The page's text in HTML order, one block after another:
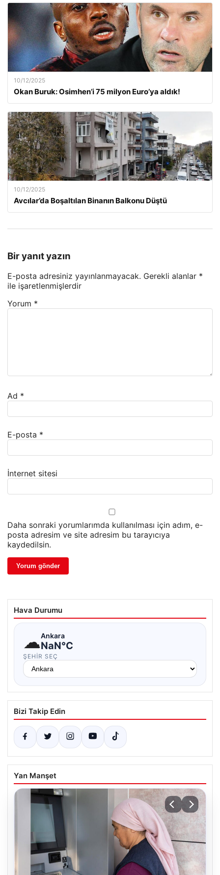
10/12/2025
Okan Buruk: Osimhen’i 75 milyon Euro’ya aldık!
10/12/2025
Avcılar’da Boşaltılan Binanın Balkonu Düştü
Bir yanıt yazın
E-posta adresiniz yayınlanmayacak. Gerekli alanlar *
ile işaretlenmişlerdir
Yorum *
Ad *
E-posta *
İnternet sitesi
Daha sonraki yorumlarımda kullanılması için adım, e-
posta adresim ve site adresim bu tarayıcıya
kaydedilsin.
Hava Durumu
☁Ankara
NaN°C
ŞEHIR SEÇ
Bizi Takip Edin
Yan Manşet